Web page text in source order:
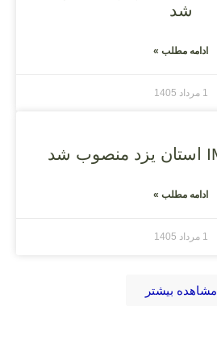
شد
ادامه مطلب »
1 مرداد 1405
ادامه مطلب »
1 مرداد 1405
مشاهده بیشتر